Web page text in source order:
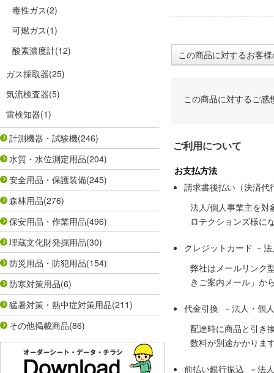
毒性ガス(2)
可燃ガス(1)
酸素濃度計(12)
ガス採取器(25)
気流検査器(5)
雷検知器(1)
計測機器・試験機(246)
水質・水位測定用品(204)
安全用品・保護装備(245)
森林用品(276)
保安用品・作業用品(496)
埋蔵文化財発掘用品(30)
防災用品・防犯用品(154)
防寒対策用品(6)
猛暑対策・熱中症対策用品(211)
その他掲載商品(86)
この商品に対するお客
この商品に対するご感
ご利用について
お支払方法
請求書後払い（決済代
法人/個人事業主を対
ロテクションズ様に
クレジットカード －
弊社はメールリンク
きご案内メール」か
代金引換 －法人・個
配達時に商品と引き
数料が別途かかりま
前払い銀行振込 －法